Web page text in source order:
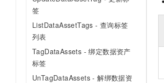
签
ListDataAssetTags - 查询标签
列表
TagDataAssets - 绑定数据资产
标签
UnTagDataAssets - 解绑数据资